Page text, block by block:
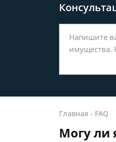
Главная - FAQ
Могу ли